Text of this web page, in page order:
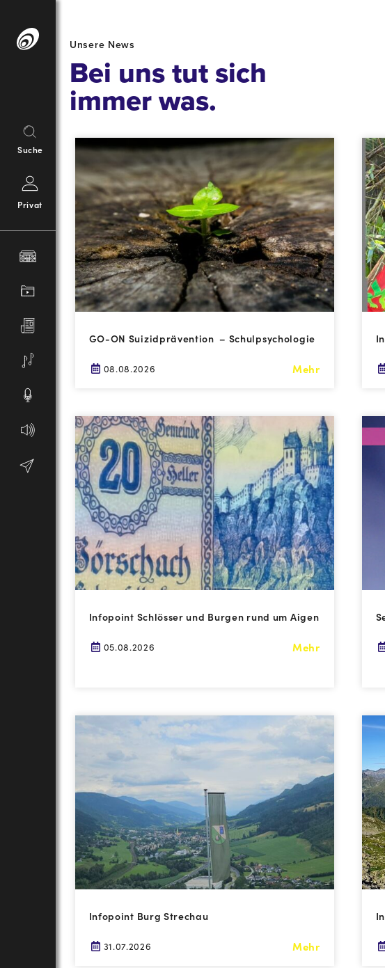
Inhalt
Suche
Privat
Unsere News
Bei uns tut sich
immer was.
GO-ON Suizidprävention – Schulpsychologie
08.08.2026 Mehr
Infopoint Schlösser und Burgen rund um Aigen
05.08.2026 Mehr
Infopoint Burg Strechau
31.07.2026 Mehr